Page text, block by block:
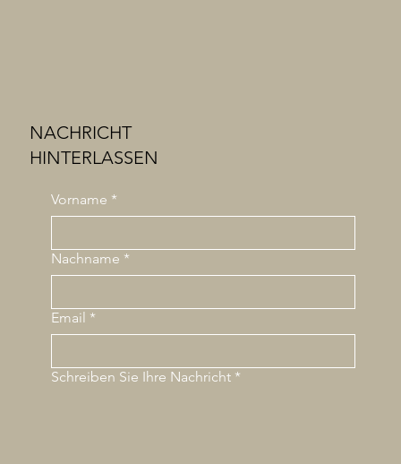
NACHRICHT
HINTERLASSEN
Vorname *
Nachname *
Email *
Schreiben Sie Ihre Nachricht *